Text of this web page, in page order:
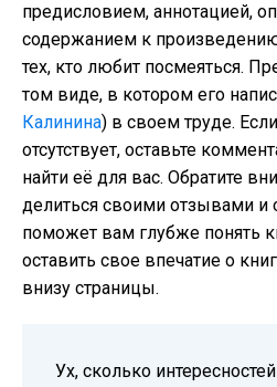
предисловием, аннотацией,
содержанием к
тех, кто любит посмеяться.
том виде, в котором его
Калинина) в своем труде.
отсутствует, оставьте
найти её для вас. Обратите
делиться своими отзывами и
поможет вам глубже понять
оставить свое впечатие о
внизу страницы.
Ух, сколько